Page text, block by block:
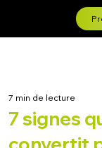
7 signes
7 min de lecture